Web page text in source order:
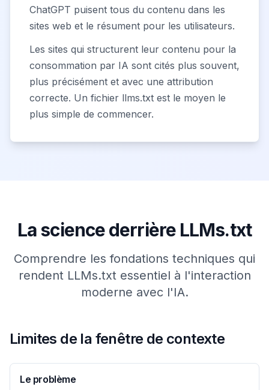
ChatGPT puisent tous du contenu dans les
sites web et le résument pour les utilisateurs.
Les sites qui structurent leur contenu pour la
consommation par IA sont cités plus souvent,
plus précisément et avec une attribution
correcte. Un fichier llms.txt est le moyen le
plus simple de commencer.
La science derrière LLMs.txt
Comprendre les fondations techniques qui
rendent LLMs.txt essentiel à l'interaction
moderne avec l'IA.
Limites de la fenêtre de contexte
Le problème